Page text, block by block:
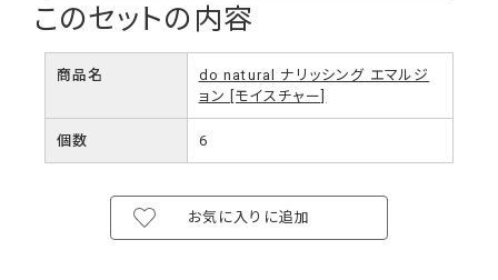
お気に入りに追加
このセットの内容
商品名
do natural ナリッシング エマルジ
ョン [モイスチャー]
個数 6